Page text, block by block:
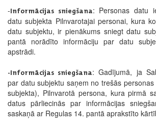
-Informācijas sniegšana: Personas datu
datu subjekta Pilnvarotajai personai, kura
datu subjektu, ir pienākums sniegt datu
pantā norādīto informāciju par datu
apstrādi.
-Informācijas sniegšana: Gadījumā, ja
par datu subjektu saņem no trešās
subjekta), Pilnvarotā persona, kura pirmā
datus pārliecinās par informācijas
saskaņā ar Regulas 14. pantā aprakstīto